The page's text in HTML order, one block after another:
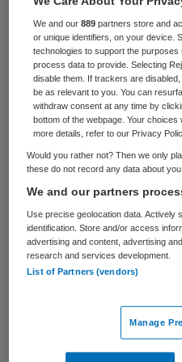
Inforsa opent op 1
kliniek in Amsterdam
zware
reguliere ggz
verder geholpen
biedt deze patiënten
Intensieve Zorg.
Inforsa
Inforsabiedt
volwassenen met
problemen op
gebied.
We and our889 partners store and
or unique identifiers, on your device.
technologies to support the
process data to provide. Selecting
disable them. If trackers are
be as relevant to you. You can
withdraw consent at any time by
bottom of the webpage. Your
more details, refer to our Privacy
Would you rather not? Then we only
these do not record any data about
We and our partners
Use precise geolocation data. Actively
identification. Store and/or access
advertising and content, advertising
research and services development.
List of Partners (vendors)
Manage